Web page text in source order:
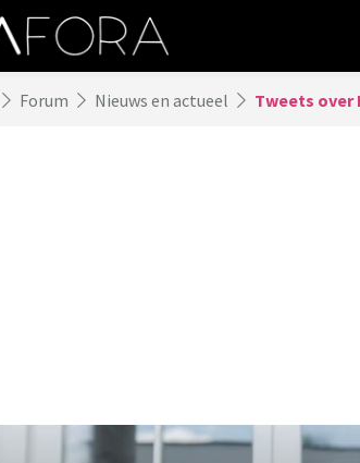
Forum Nieuws en actueel Tweets over